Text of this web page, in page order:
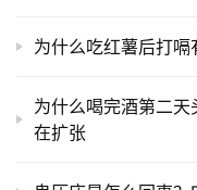
为什么吃红薯后打嗝
为什么喝完酒第二
在扩张